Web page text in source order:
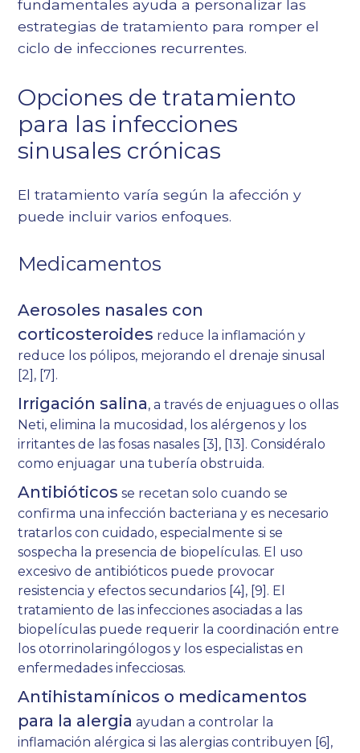
fundamentales ayuda a personalizar las
estrategias de tratamiento para romper el
ciclo de infecciones recurrentes.
Opciones de tratamiento
para las infecciones
sinusales crónicas
El tratamiento varía según la afección y
puede incluir varios enfoques.
Medicamentos
Aerosoles nasales con
corticosteroides reduce la inflamación y
reduce los pólipos, mejorando el drenaje sinusal
[2] , [7] .
Irrigación salina, a través de enjuagues o ollas
Neti, elimina la mucosidad, los alérgenos y los
irritantes de las fosas nasales [3] , [13]. Considéralo
como enjuagar una tubería obstruida.
Antibióticos se recetan solo cuando se
confirma una infección bacteriana y es necesario
tratarlos con cuidado, especialmente si se
sospecha la presencia de biopelículas. El uso
excesivo de antibióticos puede provocar
resistencia y efectos secundarios [4], [9]. El
tratamiento de las infecciones asociadas a las
biopelículas puede requerir la coordinación entre
los otorrinolaringólogos y los especialistas en
enfermedades infecciosas.
Antihistamínicos o medicamentos
para la alergia ayudan a controlar la
inflamación alérgica si las alergias contribuyen [6],